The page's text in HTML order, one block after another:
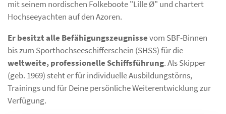
mit seinem nordischen Folkeboote "Lille Ø" und chartert
Hochseeyachten auf den Azoren.
Er besitzt alle Befähigungszeugnissevom SBF-Binnen
bis zum Sporthochseeschifferschein (SHSS) für die
weltweite, professionelle Schiffsführung. Als Skipper
(geb. 1969) steht er für individuelle Ausbildungstörns,
Trainings und für Deine persönliche Weiterentwicklung zur
Verfügung.